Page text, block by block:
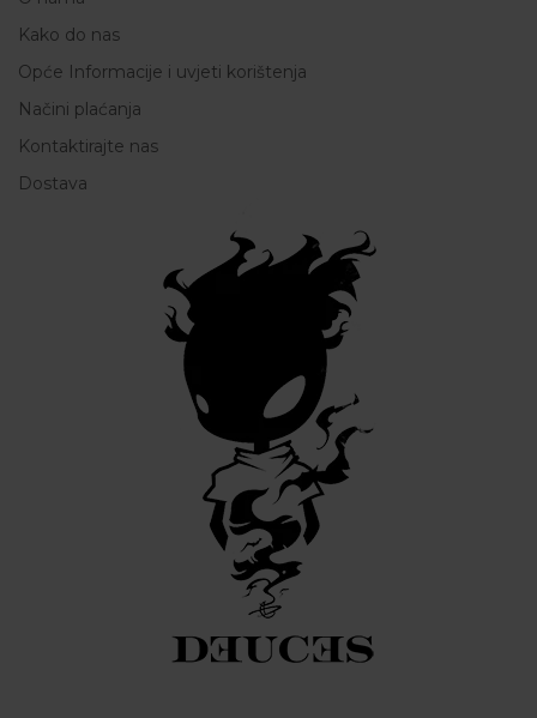
Kako do nas
Opće Informacije i uvjeti korištenja
Načini plaćanja
Kontaktirajte nas
Dostava